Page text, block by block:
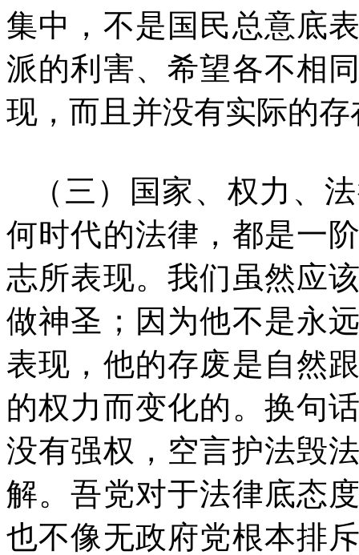
集中，不是国民总意底
派的利害、希望各不相
现，而且并没有实际的存
（三）国家、权力、
何时代的法律，都是一
志所表现。我们虽然应
做神圣；因为他不是永
表现，他的存废是自然
的权力而变化的。换句
没有强权，空言护法毁
解。吾党对于法律底态
也不像无政府党根本排